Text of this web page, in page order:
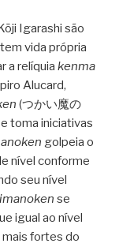
Igarashi são
vida própria
a relíquia kenma
Alucard,
(つかい魔の
toma iniciativas
golpeia o
nível conforme
seu nível
se
igual ao nível
mais fortes do